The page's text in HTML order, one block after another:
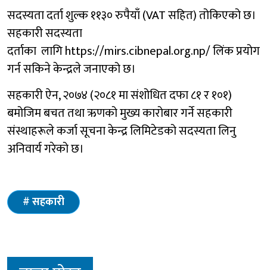
सदस्यता दर्ता शुल्क ११३० रुपैयाँ (VAT सहित) तोकिएको छ।
सहकारी सदस्यता
दर्ताका लागि https://mirs.cibnepal.org.np/ लिंक प्रयोग
गर्न सकिने केन्द्रले जनाएको छ।
सहकारी ऐन, २०७४ (२०८१ मा संशोधित दफा ८१ र १०१)
बमोजिम बचत तथा ऋणको मुख्य कारोबार गर्ने सहकारी
संस्थाहरूले कर्जा सूचना केन्द्र लिमिटेडको सदस्यता लिनु
अनिवार्य गरेको छ।
सहकारी